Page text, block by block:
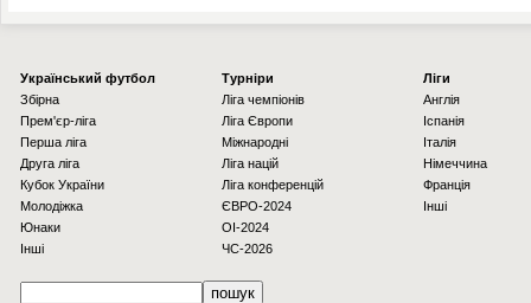
Українcький футбол
Збірна
Прем'єр-ліга
Перша ліга
Друга ліга
Кубок України
Молодіжка
Юнаки
Інші
Турніри
Ліга чемпіонів
Ліга Європи
Міжнародні
Ліга націй
Ліга конференцій
ЄВРО-2024
OI-2024
ЧС-2026
Ліги
Англія
Іспанія
Італія
Німеччина
Франція
Інші